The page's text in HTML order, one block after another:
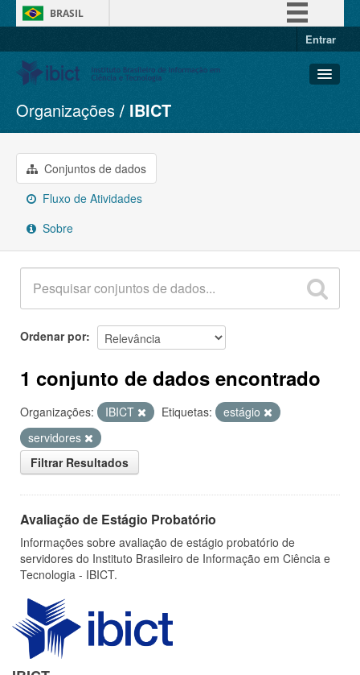
BRASIL
Entrar
Conjuntos de dados
Organizações
Grupos
Sobre
Organizações IBICT
Conjuntos de dados
Fluxo de Atividades
Sobre
Ordenar por
1 conjunto de dados encontrado
Organizações: IBICT Etiquetas:
estágio
servidores
Filtrar Resultados
Avaliação de Estágio Probatório
Informações sobre avaliação de estágio probatório de
servidores do Instituto Brasileiro de Informação em Ciência e
Tecnologia - IBICT.